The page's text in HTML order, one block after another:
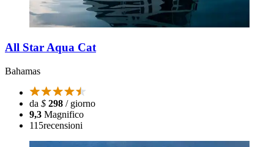
All Star Aqua Cat
Bahamas
da $ 298 / giorno
9,3 Magnifico
115recensioni